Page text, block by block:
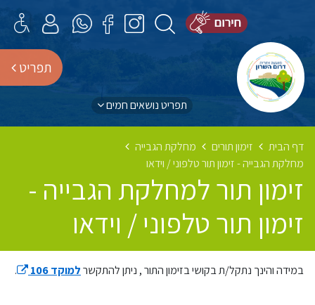
תפריט נושאים חמים
תפריט
דף הבית זימון תורים
מחלקת הגבייה
מחלקת הגבייה - זימון תור טלפוני / וידאו
זימון תור למחלקת הגבייה -
זימון תור טלפוני / וידאו
במידה והינך נתקל/ת בקושי בזימון התור , ניתן להתקשרלמוקד 106 .